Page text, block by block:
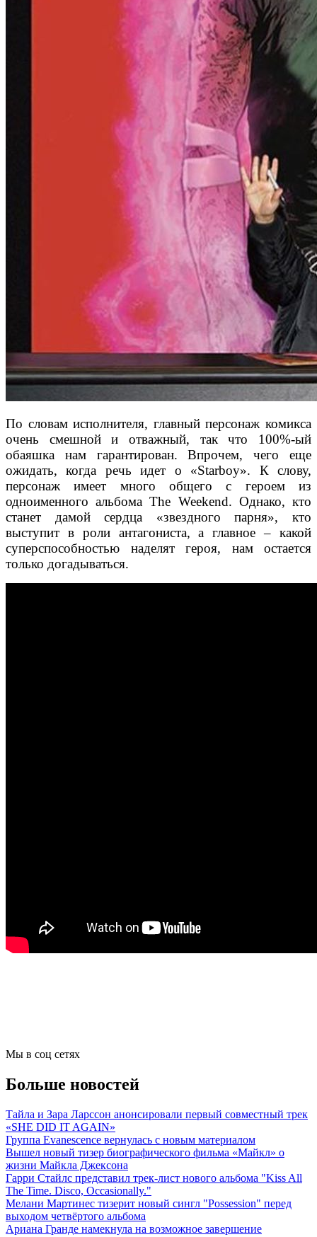
По словам исполнителя, главный персонаж комикса
очень смешной и отважный, так что 100%-ый
обаяшка нам гарантирован. Впрочем, чего еще
ожидать, когда речь идет о «Starboy». К слову,
персонаж имеет много общего с героем из
одноименного альбома The Weekend. Однако, кто
станет дамой сердца «звездного парня», кто
выступит в роли антагониста, а главное – какой
суперспособностью наделят героя, нам остается
только догадываться.
Мы в соц сетях
Больше новостей
Тайла и Зара Ларссон анонсировали первый совместный трек
«SHE DID IT AGAIN»
Группа Evanescence вернулась с новым материалом
Вышел новый тизер биографического фильма «Майкл» о
жизни Майкла Джексона
Гарри Стайлс представил трек-лист нового альбома "Kiss All
The Time. Disco, Occasionally."
Мелани Мартинес тизерит новый сингл "Possession" перед
выходом четвёртого альбома
Ариана Гранде намекнула на возможное завершение